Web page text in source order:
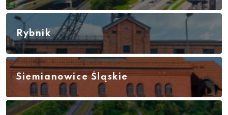
Rybnik
Siemianowice Śląskie